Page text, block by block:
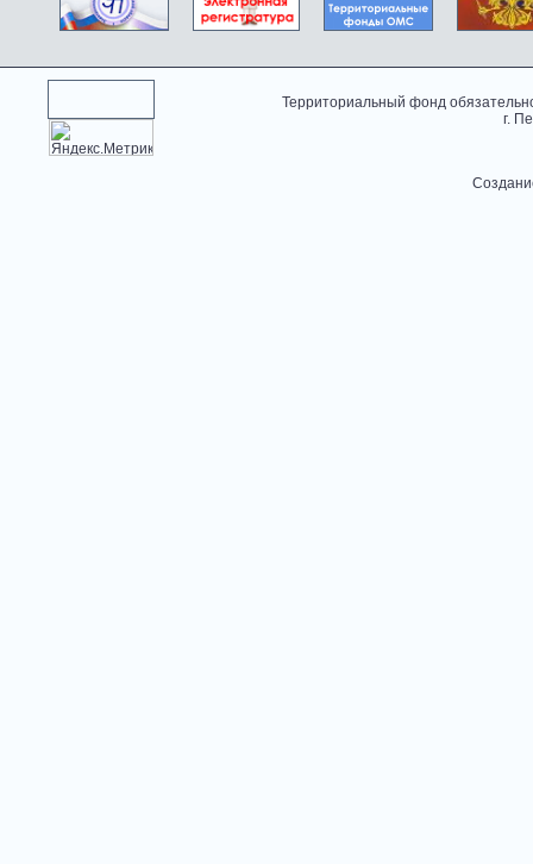
Территориальный фонд
г.